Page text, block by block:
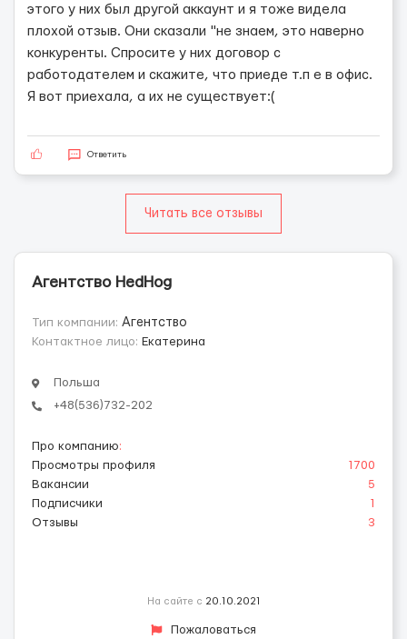
этого у них был другой аккаунт и я тоже видела
плохой отзыв. Они сказали "не знаем, это наверно
конкуренты. Спросите у них договор с
работодателем и скажите, что приеде т.п е в офис.
Я вот приехала, а их не существует:(
Ответить
Читать все отзывы
Агентство HedHog
Тип компании: Агентство
Контактное лицо: Екатерина
Польша
+48(536)732-202
Про компанию:
Просмотры профиля
1700
Вакансии
5
Подписчики
1
Отзывы
3
На сайте с 20.10.2021
Пожаловаться